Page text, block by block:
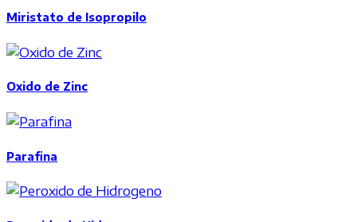
Miristato de Isopropilo
Oxido de Zinc
Parafina